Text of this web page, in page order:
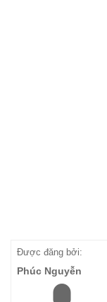
Được đăng bởi:
Phúc Nguyễn